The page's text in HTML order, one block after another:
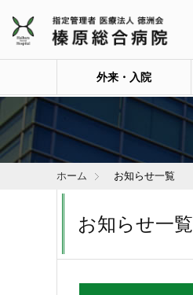
外来・入院
ホーム お知らせ一覧
お知らせ一覧